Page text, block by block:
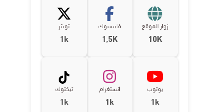
زوار الموقع
10K
فايسبوك
1,5K
تويتر
1k
يوتوب
1k
انستغرام
1k
تيكتوك
1k